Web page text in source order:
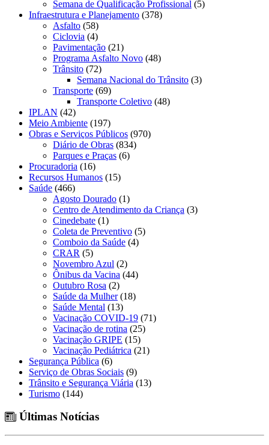
Semana de Qualificação Profissional (5)
Infraestrutura e Planejamento (378)
Asfalto (58)
Ciclovia (4)
Pavimentação (21)
Programa Asfalto Novo (48)
Trânsito (72)
Semana Nacional do Trânsito (3)
Transporte (69)
Transporte Coletivo (48)
IPLAN (42)
Meio Ambiente (197)
Obras e Serviços Públicos (970)
Diário de Obras (834)
Parques e Praças (6)
Procuradoria (16)
Recursos Humanos (15)
Saúde (466)
Agosto Dourado (1)
Centro de Atendimento da Criança (3)
Cinedebate (1)
Coleta de Preventivo (5)
Comboio da Saúde (4)
CRAR (5)
Novembro Azul (2)
Ônibus da Vacina (44)
Outubro Rosa (2)
Saúde da Mulher(18)
Saúde Mental (13)
Vacinação COVID-19 (71)
Vacinação de rotina (25)
Vacinação GRIPE (15)
Vacinação Pediátrica (21)
Segurança Pública (6)
Serviço de Obras Sociais (9)
Trânsito e Segurança Viária (13)
Turismo (144)
Últimas Notícias